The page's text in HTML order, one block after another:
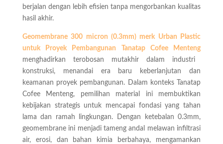
berjalan dengan lebih efisien tanpa mengorbankan kualitas
hasil akhir.
Geomembrane 300 micron (0.3mm) merk Urban Plastic
untuk Proyek Pembangunan Tanatap Cofee Menteng
menghadirkan terobosan mutakhir dalam industri
konstruksi, menandai era baru keberlanjutan dan
keamanan proyek pembangunan. Dalam konteks Tanatap
Cofee Menteng, pemilihan material ini membuktikan
kebijakan strategis untuk mencapai fondasi yang tahan
lama dan ramah lingkungan. Dengan ketebalan 0.3mm,
geomembrane ini menjadi tameng andal melawan infiltrasi
air, erosi, dan bahan kimia berbahaya, mengamankan